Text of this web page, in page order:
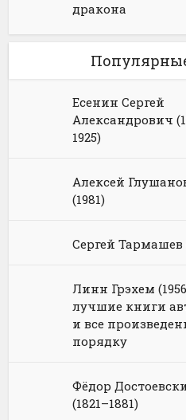
дракона
Есенин Сергей
Александрович
1925)
Алексей
(1981)
Сергей Тармашев
Линн Грэхем
лучшие книги
и все
порядку
Фёдор
(1821–1881)